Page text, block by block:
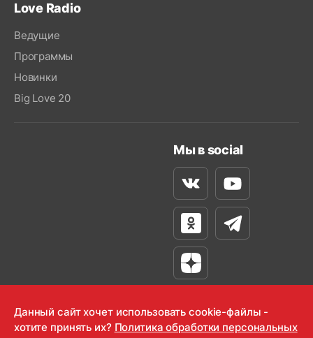
Love Radio
Ведущие
Программы
Новинки
Big Love 20
Мы в social
ВконтактеYoutube
Одноклассники
Телеграм
Яндекс Дзен
Данный сайт хочет использовать cookie-файлы -
хотите принять их? Политика обработки персональных